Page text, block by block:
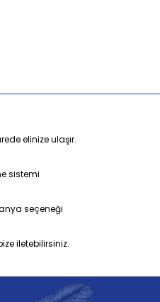
elinize ulaşır.
sistemi
seçeneği
iletebilirsiniz.